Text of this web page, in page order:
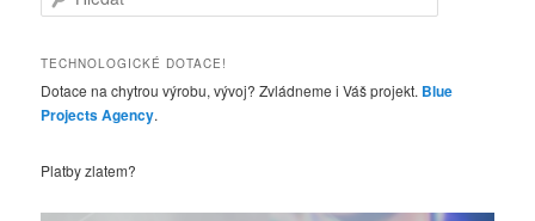
l
d
t
TECHNOLOGICKÉ DOTACE!
Dotace na chytrou výrobu, vývoj? Zvládneme i Váš projekt. Blue
Projects Agency.
Platby zlatem?